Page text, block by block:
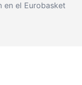
en el Eurobasket